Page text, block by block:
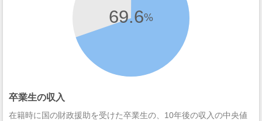
69.6%
卒業生の収入
在籍時に国の財政援助を受けた卒業生の、10年後の収入の中央値